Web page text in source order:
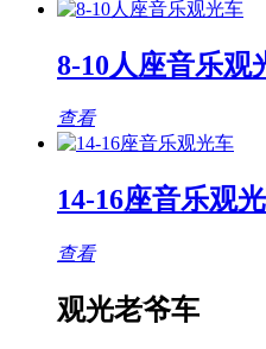
8-10人座音乐观
查看
14-16座音乐观
查看
观光老爷车